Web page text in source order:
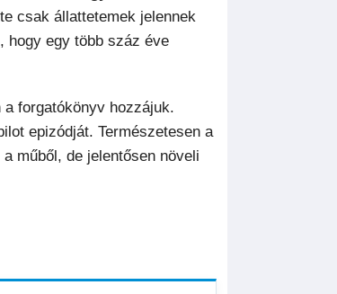
csak állattetemek jelennek
hogy egy több száz éve
forgatókönyv hozzájuk.
epizódját. Természetesen a
műből, de jelentősen növeli